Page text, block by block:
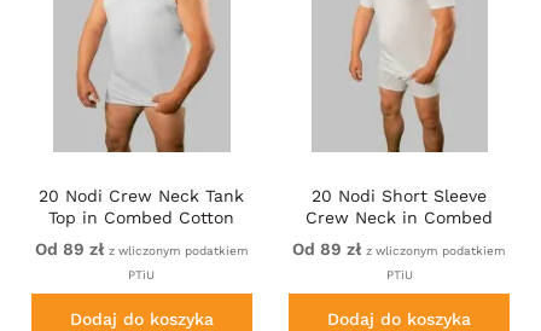
20 Nodi Crew Neck Tank
Top in Combed Cotton
Jersey White
Od 89 zł z wliczonym podatkiem
PTiU
Dodaj do koszyka
20 Nodi Short Sleeve
Crew Neck in Combed
Cotton Jersey White
Od 89 zł z wliczonym podatkiem
PTiU
Dodaj do koszyka